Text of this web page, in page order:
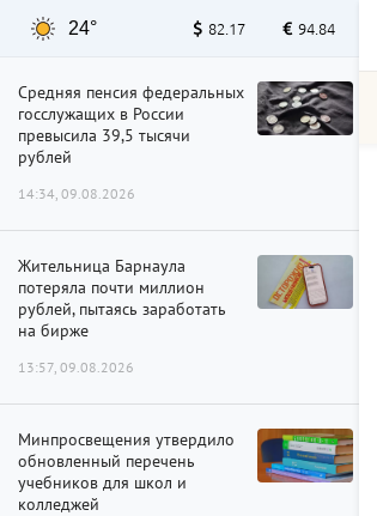
24° 82.17 94.84
Средняя пенсия федеральных
госслужащих в России
превысила 39,5 тысячи
рублей
14:34, 09.08.2026
Жительница Барнаула
потеряла почти миллион
рублей, пытаясь заработать
на бирже
13:57, 09.08.2026
Минпросвещения утвердило
обновленный перечень
учебников для школ и
колледжей